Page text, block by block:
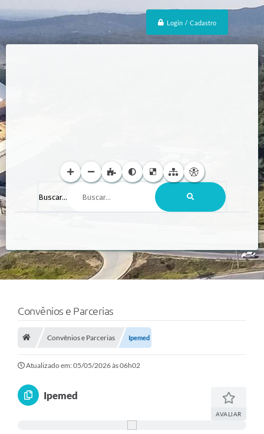
Login / Cadastro
Buscar...
Convênios e Parcerias
Convênios e Parcerias Ipemed
Atualizado em: 05/05/2026 às 06h02
Ipemed
AVALIAR